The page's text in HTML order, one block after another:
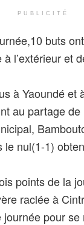
PUBLICITÉ
buts
l’extérieur et
à Yaoundé et
au partage
nul(1-1)
points de la
raclée à
pour